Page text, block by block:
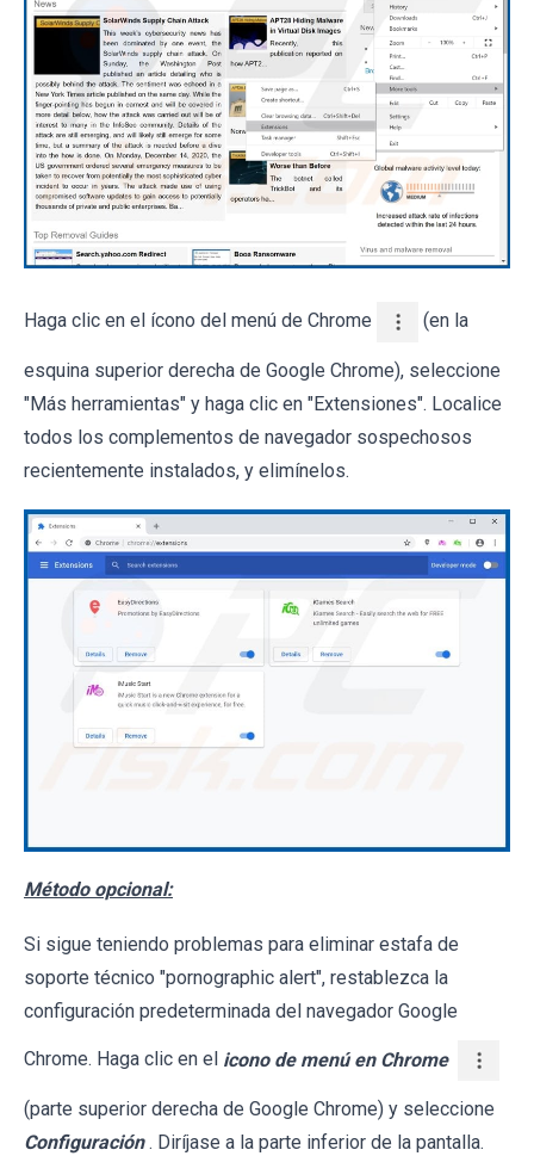
Haga clic en el ícono del menú de Chrome (en la
esquina superior derecha de Google Chrome), seleccione
"Más herramientas" y haga clic en "Extensiones". Localice
todos los complementos de navegador sospechosos
recientemente instalados, y elimínelos.
Método opcional:
Si sigue teniendo problemas para eliminar estafa de
soporte técnico "pornographic alert", restablezca la
configuración predeterminada del navegador Google
Chrome. Haga clic en el icono de menú en Chrome
(parte superior derecha de Google Chrome) y seleccione
Configuración . Diríjase a la parte inferior de la pantalla.